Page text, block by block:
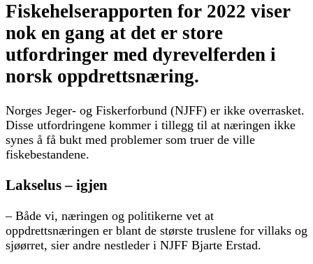
Fiskehelserapporten for 2022 viser
nok en gang at det er store
utfordringer med dyrevelferden i
norsk oppdrettsnæring.
Norges Jeger- og Fiskerforbund (NJFF) er ikke overrasket.
Disse utfordringene kommer i tillegg til at næringen ikke
synes å få bukt med problemer som truer de ville
fiskebestandene.
Lakselus – igjen
– Både vi, næringen og politikerne vet at
oppdrettsnæringen er blant de største truslene for villaks og
sjøørret, sier andre nestleder i NJFF Bjarte Erstad.